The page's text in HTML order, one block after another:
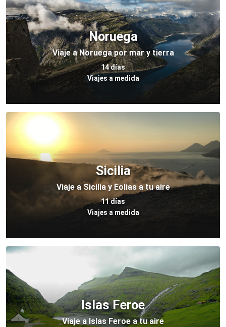
Noruega
Viaje a Noruega por mar y tierra
14 días
Viajes a medida
Sicilia
Viaje a Sicilia y Eolias a tu aire
11 días
Viajes a medida
Islas Feroe
Viaje a Islas Feroe a tu aire